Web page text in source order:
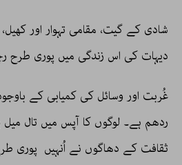
شادی کے گیت، مقامی تہوار اور
دیہات کی اس زندگی میں پوری طرح
غُربت اور وسائل کی کمیابی کے
ردھم ہے۔ لوگوں کا آپس میں تال میل
ثقافت کے دھاگوں نے اُنہیں پوری